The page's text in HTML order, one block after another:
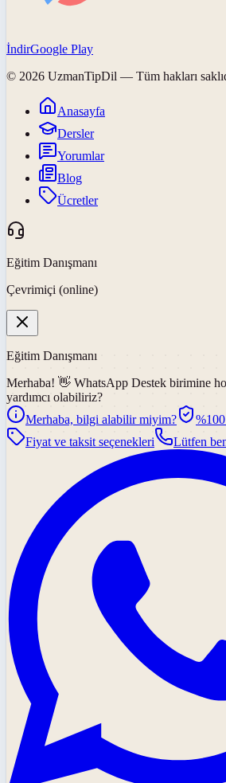
İndirGoogle Play
© 2026 UzmanTipDil — Tüm hakları
Anasayfa
Dersler
Yorumlar
Blog
Ücretler
Eğitim Danışmanı
Çevrimiçi (online)
Eğitim Danışmanı
Merhaba! 👋 WhatsApp Destek birimine
yardımcı olabiliriz?
Merhaba, bilgi alabilir miyim?
Fiyat ve taksit seçenekleri
Lütfen